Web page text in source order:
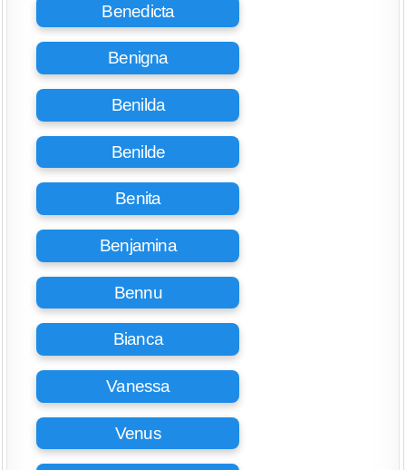
Benedicta
Benigna
Benilda
Benilde
Benita
Benjamina
Bennu
Bianca
Vanessa
Venus